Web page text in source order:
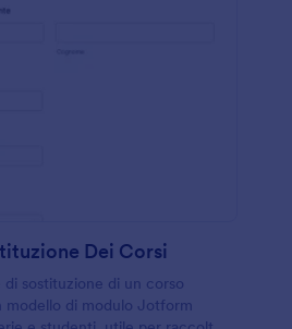
Dei Corsi
sostituzione di un corso
modello di modulo Jotform